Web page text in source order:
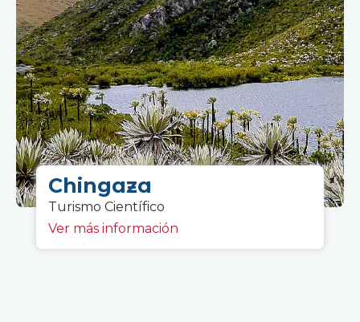
Chingaza
Turismo Científico
Ver más información